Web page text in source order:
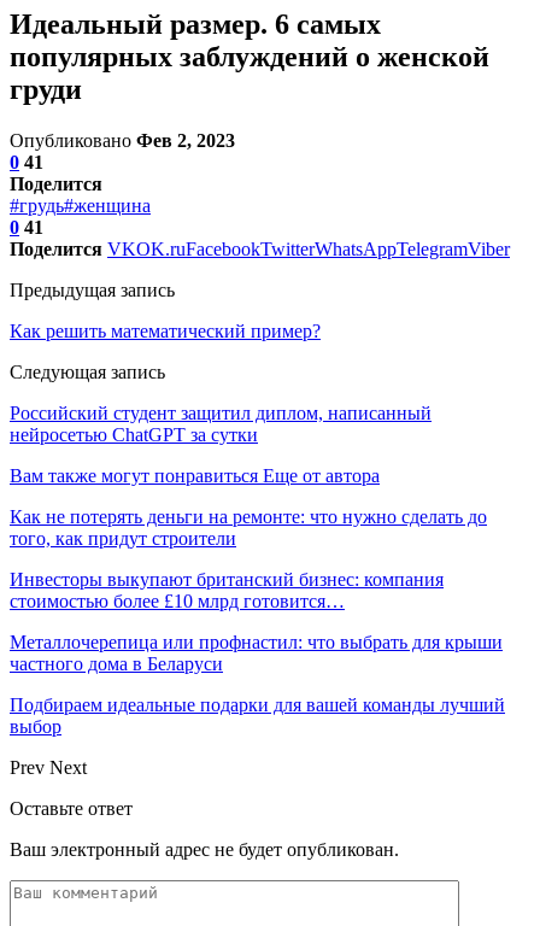
Идеальный размер. 6 самых
популярных заблуждений о женской
груди
Опубликовано Фев 2, 2023
0 41
Поделится
#грудь#женщина
0 41
Поделится VKOK.ruFacebookTwitterWhatsAppTelegramViber
Предыдущая запись
Как решить математический пример?
Следующая запись
Российский студент защитил диплом, написанный
нейросетью ChatGPT за сутки
Вам также могут понравиться Еще от автора
Как не потерять деньги на ремонте: что нужно сделать до
того, как придут строители
Инвесторы выкупают британский бизнес: компания
стоимостью более £10 млрд готовится…
Металлочерепица или профнастил: что выбрать для крыши
частного дома в Беларуси
Подбираем идеальные подарки для вашей команды лучший
выбор
Prev Next
Оставьте ответ
Ваш электронный адрес не будет опубликован.